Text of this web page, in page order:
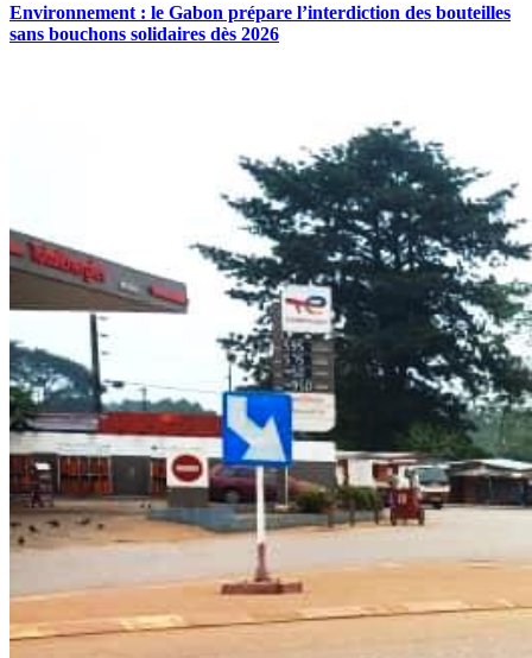
Environnement : le Gabon prépare l’interdiction des bouteilles
sans bouchons solidaires dès 2026